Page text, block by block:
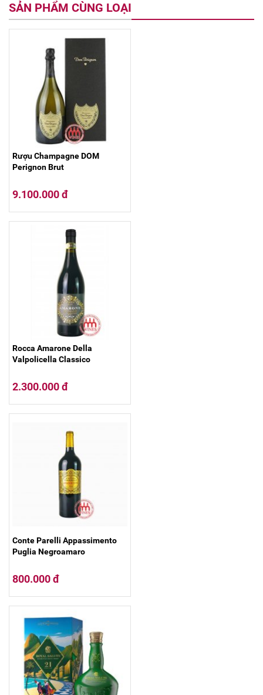
SẢN PHẨM CÙNG LOẠI
Rượu Champagne DOM
Perignon Brut
9.100.000 đ
Rocca Amarone Della
Valpolicella Classico
2.300.000 đ
Conte Parelli Appassimento
Puglia Negroamaro
800.000 đ